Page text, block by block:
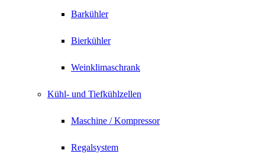
Barkühler
Bierkühler
Weinklimaschrank
Kühl- und Tiefkühlzellen
Maschine / Kompressor
Regalsystem